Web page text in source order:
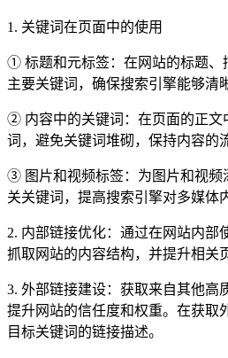
1. 关键词在页面中的使用
① 标题和元标签：在网站的标题、
主要关键词，确保搜索引擎能够清
② 内容中的关键词：在页面的正文
词，避免关键词堆砌，保持内容的
③ 图片和视频标签：为图片和视频
关关键词，提高搜索引擎对多媒体
2. 内部链接优化：通过在网站内部
抓取网站的内容结构，并提升相关
3. 外部链接建设：获取来自其他高
提升网站的信任度和权重。在获取
目标关键词的链接描述。